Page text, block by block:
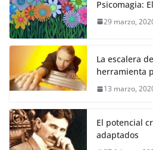
Psicomagia:
29 marzo,
La escalera
herramienta
13 marzo,
El potencial
adaptados